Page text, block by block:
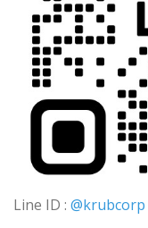
Line ID : @krubcorp